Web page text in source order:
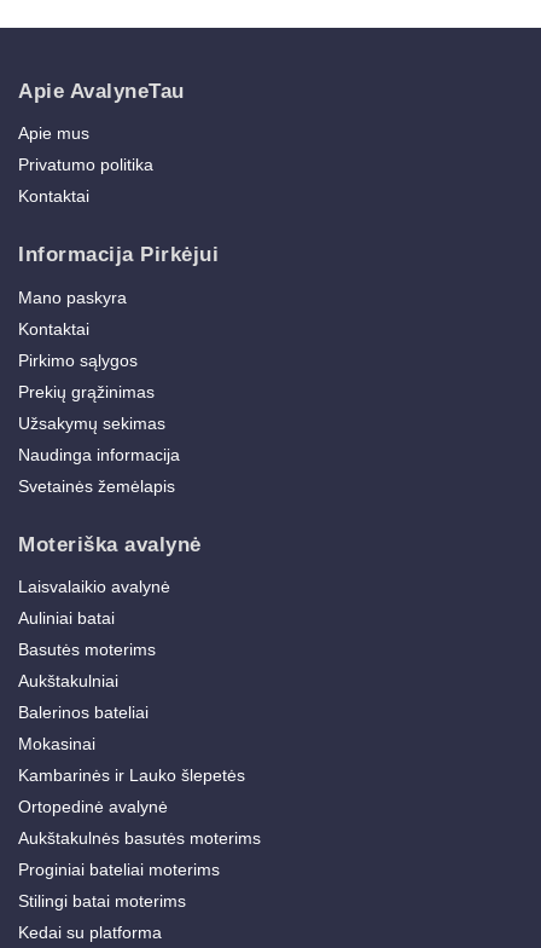
Apie AvalyneTau
Apie mus
Privatumo politika
Kontaktai
Informacija Pirkėjui
Mano paskyra
Kontaktai
Pirkimo sąlygos
Prekių grąžinimas
Užsakymų sekimas
Naudinga informacija
Svetainės žemėlapis
Moteriška avalynė
Laisvalaikio avalynė
Auliniai batai
Basutės moterims
Aukštakulniai
Balerinos bateliai
Mokasinai
Kambarinės ir Lauko šlepetės
Ortopedinė avalynė
Aukštakulnės basutės moterims
Proginiai bateliai moterims
Stilingi batai moterims
Kedai su platforma